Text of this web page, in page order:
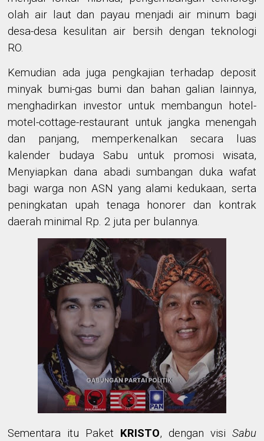
olah air laut dan payau menjadi air minum bagi
desa-desa kesulitan air bersih dengan teknologi
RO.
Kemudian ada juga pengkajian terhadap deposit
minyak bumi-gas bumi dan bahan galian lainnya,
menghadirkan investor untuk membangun hotel-
motel-cottage-restaurant untuk jangka menengah
dan panjang, memperkenalkan secara luas
kalender budaya Sabu untuk promosi wisata,
Menyiapkan dana abadi sumbangan duka wafat
bagi warga non ASN yang alami kedukaan, serta
peningkatan upah tenaga honorer dan kontrak
daerah minimal Rp. 2 juta per bulannya.
Sementara itu Paket KRISTO, dengan visi Sabu